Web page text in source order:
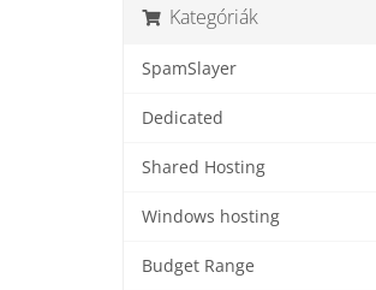
Kategóriák
SpamSlayer
Dedicated
Shared Hosting
Windows hosting
Budget Range